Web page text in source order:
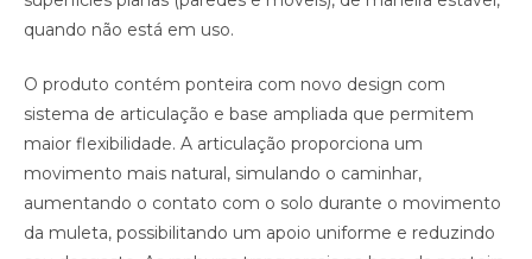
quando não está em uso.
O produto contém ponteira com novo design com
sistema de articulação e base ampliada que permitem
maior flexibilidade. A articulação proporciona um
movimento mais natural, simulando o caminhar,
aumentando o contato com o solo durante o movimento
da muleta, possibilitando um apoio uniforme e reduzindo